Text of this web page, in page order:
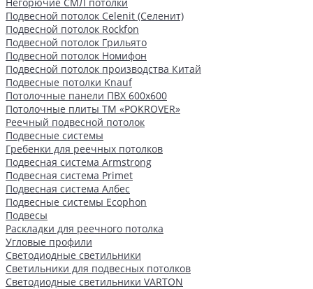
Подвесной потолок Celenit (Селенит)
Подвесной потолок Rockfon
Подвесной потолок Грильято
Подвесной потолок Номифон
Подвесной потолок производства Китай
Подвесные потолки Knauf
Потолочные панели ПВХ 600х600
Потолочные плиты ТМ «POKROVER»
Реечный подвесной потолок
Подвесные системы
Гребенки для реечных потолков
Подвесная система Armstrong
Подвесная система Primet
Подвесная система Албес
Подвесные системы Ecophon
Подвесы
Раскладки для реечного потолка
Угловые профили
Светодиодные светильники
Светильники для подвесных потолков
Светодиодные светильники VARTON